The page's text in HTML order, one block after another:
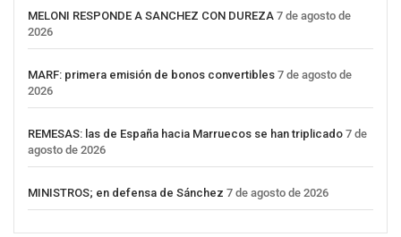
MELONI RESPONDE A SANCHEZ CON DUREZA 7 de agosto de
2026
MARF: primera emisión de bonos convertibles 7 de agosto de
2026
REMESAS: las de España hacia Marruecos se han triplicado 7 de
agosto de 2026
MINISTROS; en defensa de Sánchez 7 de agosto de 2026